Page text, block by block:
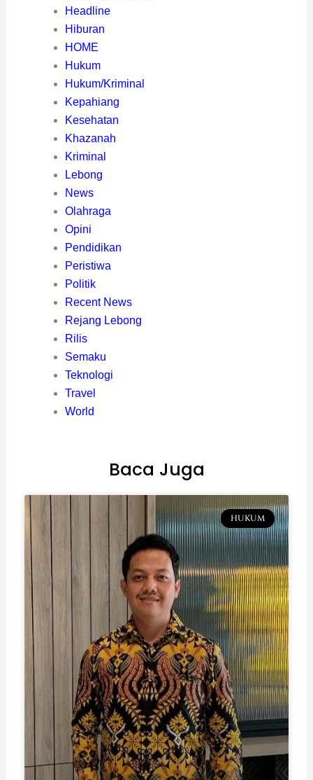
Headline
Hiburan
HOME
Hukum
Hukum/Kriminal
Kepahiang
Kesehatan
Khazanah
Kriminal
Lebong
News
Olahraga
Opini
Pendidikan
Peristiwa
Politik
Recent News
Rejang Lebong
Rilis
Semaku
Teknologi
Travel
World
Baca Juga
HUKUM